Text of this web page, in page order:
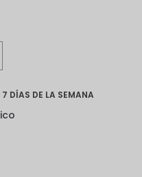
DÍAS DE LA SEMANA